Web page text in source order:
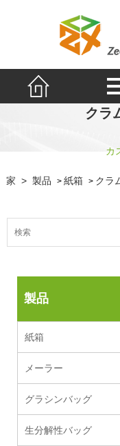
クラ
カ
家 > 製品 > 紙箱 > クラ
製品
紙箱
メーラー
グラシンバッグ
生分解性バッグ